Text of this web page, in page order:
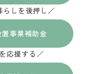
しを後押し／
事業補助金
応援する／